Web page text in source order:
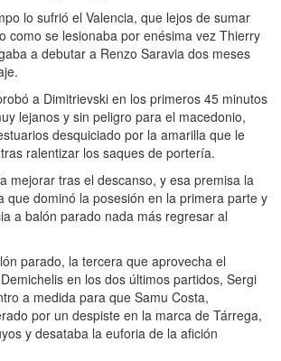
lo sufrió el Valencia, que lejos de sumar
como se lesionaba por enésima vez Thierry
a debutar a Renzo Saravia dos meses
a Dimitrievski en los primeros 45 minutos
lejanos y sin peligro para el macedonio,
desquiciado por la amarilla que le
ralentizar los saques de portería.
mejorar tras el descanso, y esa premisa la
que dominó la posesión en la primera parte y
a balón parado nada más regresar al
parado, la tercera que aprovecha el
en los dos últimos partidos, Sergi
a medida para que Samu Costa,
por un despiste en la marca de Tárrega,
y desataba la euforia de la afición